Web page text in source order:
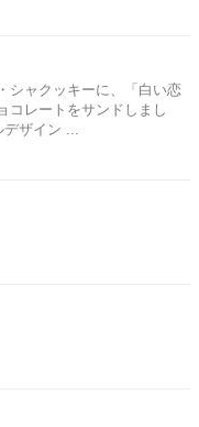
シャクッキーに、「白い恋
コレートをサンドしまし
ザイン ...